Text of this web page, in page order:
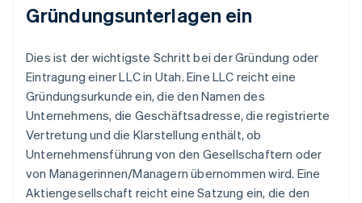
Gründungsunterlagen ein
Dies ist der wichtigste Schritt bei der Gründung oder
Eintragung einer LLC in Utah. Eine LLC reicht eine
Gründungsurkunde ein, die den Namen des
Unternehmens, die Geschäftsadresse, die registrierte
Vertretung und die Klarstellung enthält, ob
Unternehmensführung von den Gesellschaftern oder
von Managerinnen/Managern übernommen wird. Eine
Aktiengesellschaft reicht eine Satzung ein, die den